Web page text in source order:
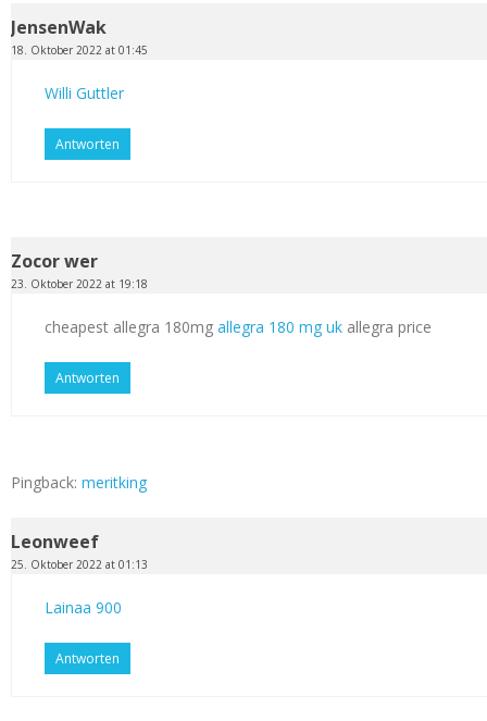
JensenWak
18. Oktober 2022 at 01:45
Willi Guttler
Antworten
Zocor wer
23. Oktober 2022 at 19:18
cheapest allegra 180mg allegra 180 mg uk allegra price
Antworten
Pingback: meritking
Leonweef
25. Oktober 2022 at 01:13
Lainaa 900
Antworten